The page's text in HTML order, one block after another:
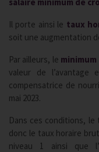
Il porte ainsi le taux
soit une augmentation
Par ailleurs, le
valeur de l’avantage
compensatrice de
mai 2023.
Dans ces conditions, le
donc le taux horaire
niveau 1 ainsi que